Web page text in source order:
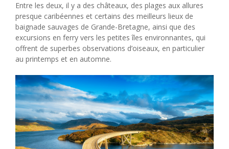
Entre les deux, il y a des châteaux, des plages aux allures
presque caribéennes et certains des meilleurs lieux de
baignade sauvages de Grande-Bretagne, ainsi que des
excursions en ferry vers les petites îles environnantes, qui
offrent de superbes observations d’oiseaux, en particulier
au printemps et en automne.